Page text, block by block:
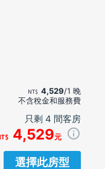
4,529/1 晚
不含稅金和服務費
只剩 4 間客房
4,529元
選擇此房型